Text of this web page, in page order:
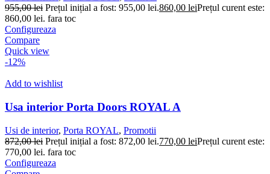
955,00lei Prețul inițial a fost: 955,00 lei.860,00 leiPrețul curent este:
860,00 lei. fara toc
Configureaza
Compare
Quick view
-12%
Add to wishlist
Usa interior Porta Doors ROYAL A
Usi de interior, Porta ROYAL, Promotii
872,00lei Prețul inițial a fost: 872,00 lei.770,00 leiPrețul curent este:
770,00 lei. fara toc
Configureaza